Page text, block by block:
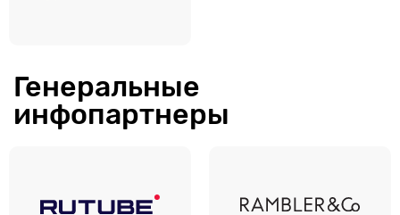
Генеральные
инфопартнеры